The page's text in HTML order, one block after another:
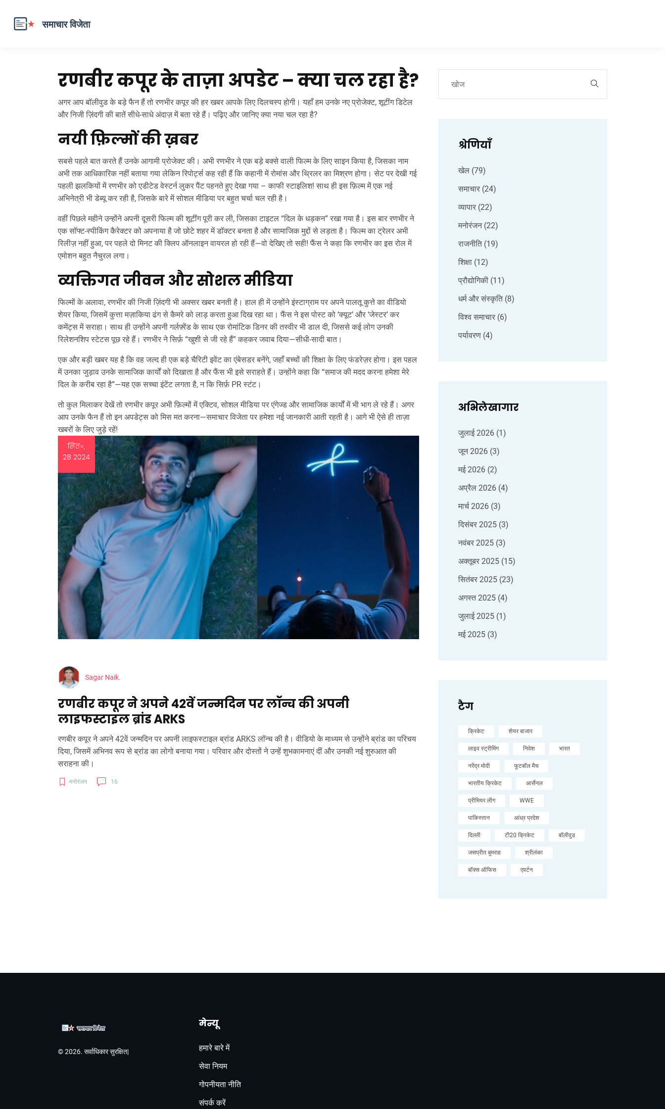
रणबीर कपूर के ताज़ा अपडेट – क्या चल रहा है?
अगर आप बॉलीवुड के बड़े फैन हैं तो रणभीर कपूर की हर खबर आपके लिए दिलचस्प होगी। यहाँ हम उनके नए प्रोजेक्ट, शूटींग डिटेल
और निजी ज़िंदगी की बातें सीधे‑साधे अंदाज़ में बता रहे हैं। पढ़िए और जानिए क्या नया चल रहा है?
नयी फ़िल्मों की ख़बर
सबसे पहले बात करते हैं उनके आगामी प्रोजेक्ट की। अभी रणभीर ने एक बड़े बक्से वाली फिल्म के लिए साइन किया है, जिसका नाम
अभी तक आधिकारिक नहीं बताया गया लेकिन रिपोर्ट्स कह रही हैं कि कहानी में रोमांस और थ्रिलर का मिश्रण होगा। सेट पर देखी गई
पहली झलकियों में रणभीर को एडीटेड वेस्टर्न लुकर पैंट पहनते हुए देखा गया – काफी स्टाइलिश! साथ ही इस फ़िल्म में एक नई
अभिनेत्री भी डेब्यू कर रही है, जिसके बारे में सोशल मीडिया पर बहुत चर्चा चल रही है।
वहीं पिछले महीने उन्होंने अपनी दूसरी फिल्म की शूटींग पूरी कर ली, जिसका टाइटल “दिल के धड़कन” रखा गया है। इस बार रणभीर ने
एक सॉफ्ट‑स्पीकिंग कैरेक्टर को अपनाया है जो छोटे शहर में डॉक्टर बनता है और सामाजिक मुद्दों से लड़ता है। फिल्म का ट्रेलर अभी
रिलीज़ नहीं हुआ, पर पहले दो मिनट की क्लिप ऑनलाइन वायरल हो रही हैं—वो देखिए तो सही! फैंस ने कहा कि रणभीर का इस रोल में
एमोशन बहुत नैचुरल लगा।
व्यक्तिगत जीवन और सोशल मीडिया
फिल्मों के अलावा, रणभीर की निजी ज़िंदगी भी अक्सर खबर बनती है। हाल ही में उन्होंने इंस्टाग्राम पर अपने पालतू कुत्ते का वीडियो
शेयर किया, जिसमें कुत्ता मज़ाकिया ढंग से कैमरे को लाड़ करता हुआ दिख रहा था। फैंस ने इस पोस्ट को ‘क्यूट’ और ‘जेस्टर’ कर
कमेंट्स में सराहा। साथ ही उन्होंने अपनी गर्लफ़्रेंड के साथ एक रोमांटिक डिनर की तस्वीर भी डाल दी, जिससे कई लोग उनकी
रिलेशनशिप स्टेटस पूछ रहे हैं। रणभीर ने सिर्फ़ “खुशी से जी रहे हैं” कहकर जवाब दिया—सीधी-सादी बात।
एक और बड़ी खबर यह है कि वह जल्द ही एक बड़े चैरिटी इवेंट का एंबेसडर बनेंगे, जहाँ बच्चों की शिक्षा के लिए फंडरेज़र होगा। इस पहल
में उनका जुड़ाव उनके सामाजिक कार्यों को दिखाता है और फैंस भी इसे सराहते हैं। उन्होंने कहा कि “समाज की मदद करना हमेशा मेरे
दिल के करीब रहा है”—यह एक सच्चा इंटेंट लगता है, न कि सिर्फ़ PR स्टंट।
तो कुल मिलाकर देखें तो रणभीर कपूर अभी फ़िल्मों में एक्टिव, सोशल मीडिया पर एंगेज्ड और सामाजिक कार्यों में भी भाग ले रहे हैं। अगर
आप उनके फैन हैं तो इन अपडेट्स को मिस मत करना—समाचार विजेता पर हमेशा नई जानकारी आती रहती है। आगे भी ऐसे ही ताज़ा
खबरों के लिए जुड़े रहें!
सित॰,
28 2024
Sagar Naik.
रणबीर कपूर ने अपने 42वें जन्मदिन पर लॉन्च की अपनी
लाइफस्टाइल ब्रांड ARKS
रणबीर कपूर ने अपने 42वें जन्मदिन पर अपनी लाइफस्टाइल ब्रांड ARKS लॉन्च की है। वीडियो के माध्यम से उन्होंने ब्रांड का परिचय
दिया, जिसमें अभिनव रूप से ब्रांड का लोगो बनाया गया। परिवार और दोस्तों ने उन्हें शुभकामनाएं दीं और उनकी नई शुरुआत की
सराहना की।
मनोरंजन 16
श्रेणियाँ
खेल (79)
समाचार (24)
व्यापार (22)
मनोरंजन (22)
राजनीति (19)
शिक्षा (12)
प्रौद्योगिकी (11)
धर्म और संस्कृति (8)
विश्व समाचार (6)
पर्यावरण (4)
अभिलेखागार
जुलाई 2026 (1)
जून 2026 (3)
मई 2026 (2)
अप्रैल 2026 (4)
मार्च 2026 (3)
दिसंबर 2025 (3)
नवंबर 2025 (3)
अक्तूबर 2025 (15)
सितंबर 2025 (23)
अगस्त 2025 (4)
जुलाई 2025 (1)
मई 2025 (3)
टैग
क्रिकेट शेयर बाजार
लाइव स्ट्रीमिंग निवेश भारत
नरेंद्र मोदी फुटबॉल मैच
भारतीय क्रिकेट आर्सेनल
प्रीमियर लीग WWE
पाकिस्तान आंध्र प्रदेश
दिल्ली टी20 क्रिकेट बॉलीवुड
जसप्रीत बुमराह श्रीलंका
बॉक्स ऑफिस एवर्टन
© 2026. सर्वाधिकार सुरक्षित|
मेन्यू
हमारे बारे में
सेवा नियम
गोपनीयता नीति
संपर्क करें